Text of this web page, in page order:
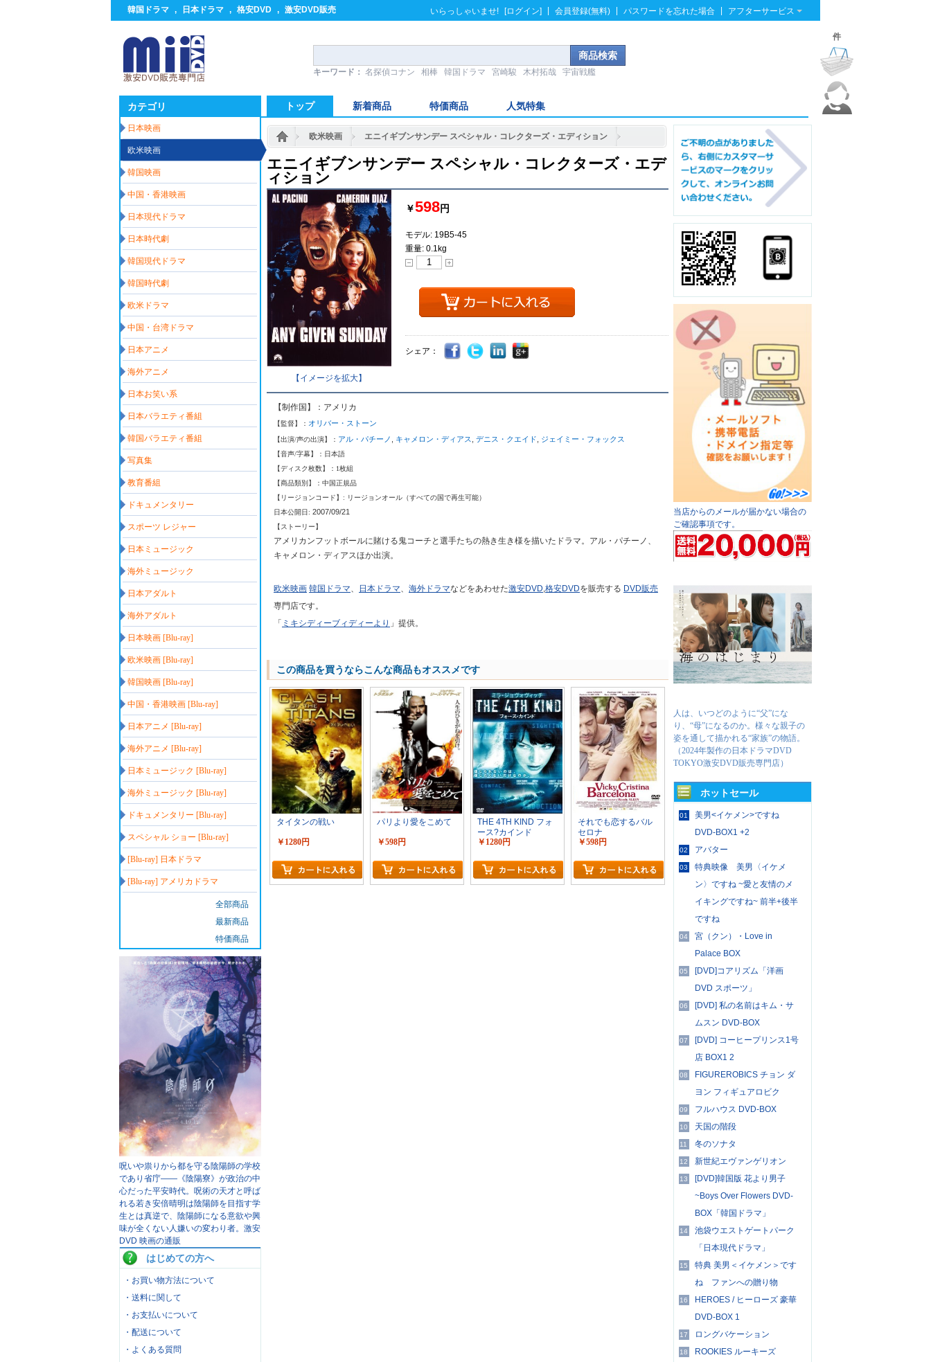
韓国ドラマ , 日本ドラマ , 格安DVD , 激安DVD販売 いらっしゃいませ! [ログイン] 会員登録(無料) パスワードを忘れた場合 アフターサービス
キーワード： 名探偵コナン 相棒 韓国ドラマ 宮崎駿 木村拓哉 宇宙戦艦
カテゴリ トップ 新着商品 特価商品 人気特集
件
日本映画
欧米映画
韓国映画
中国・香港映画
日本現代ドラマ
日本時代劇
韓国現代ドラマ
韓国時代劇
欧米ドラマ
中国・台湾ドラマ
日本アニメ
海外アニメ
日本お笑い系
日本バラエティ番組
韓国バラエティ番組
写真集
教育番組
ドキュメンタリー
スポーツ レジャー
日本ミュージック
海外ミュージック
日本アダルト
海外アダルト
日本映画 [Blu-ray]
欧米映画 [Blu-ray]
韓国映画 [Blu-ray]
中国・香港映画 [Blu-ray]
日本アニメ [Blu-ray]
海外アニメ [Blu-ray]
日本ミュージック [Blu-ray]
海外ミュージック [Blu-ray]
ドキュメンタリー [Blu-ray]
スペシャル ショー [Blu-ray]
[Blu-ray] 日本ドラマ
[Blu-ray] アメリカドラマ
全部商品
最新商品
特価商品
呪いや祟りから都を守る陰陽師の学校
であり省庁――《陰陽寮》が政治の中
心だった平安時代。呪術の天才と呼ば
れる若き安倍晴明は陰陽師を目指す学
生とは真逆で、陰陽師になる意欲や興
味が全くない人嫌いの変わり者。 激安
DVD 映画の通販
はじめての方へ
・お買い物方法について
・送料に関して
・お支払いについて
・配送について
・よくある質問
欧米映画 エニイギブンサンデー スペシャル・コレクターズ・エディション
エニイギブンサンデー スペシャル・コレクターズ・エデ
ィション
【イメージを拡大】
￥598円
モデル: 19B5-45
重量: 0.1kg
シェア：
【制作国】：アメリカ
【監督】： オリバー ・ ストーン
【出演/声の出演】： アル ・ パチーノ , キャメロン ・ ディアス, デニス ・ クエイド, ジェイミー ・ フォッ クス
【音声/字幕】：日本語
【ディスク枚数】：1枚組
【商品類別】：中国正規品
【リージョンコード】: リージョンオール（すべての国で再生可能）
日本公開日: 2007/09/21
【ストーリー】
アメリカンフットボールに賭ける鬼コーチと選手たちの熱き生き様を描いたドラマ。アル ・ パチーノ、
キャメロン ・ ディアスほか出演。
欧米映画 韓国ドラマ、 日本ドラマ、 海外ドラマなどをあわせた激安DVD,格安DVDを販売する DVD販売
専門店です。
「 ミキシディーブィディーより 」提供。
この商品を買うならこんな商品もオススメです
タイタンの戦い
￥1280円
パリより愛をこめて
￥598円
THE 4TH KIND フォ
ース?カインド
￥1280円
それでも恋するバル
セロナ
￥598円
当店からのメールが届かない場合の
ご確認事項です。
人は、いつどのように“父”にな
り、“母”になるのか。様々な親子の
姿を通して描かれる“家族”の物語。
（2024年製作の日本ドラマDVD
TOKYO激安DVD販売専門店）
ホットセール
01
美男<イケメン>ですね
DVD-BOX1 +2
02 アバター
03
特典映像 美男〈イケメ
ン〉ですね ~愛と友情のメ
イキングですね~ 前半+後半
ですね
04
宮（クン）・Love in
Palace BOX
05
[DVD]コアリズム「洋画
DVD スポーツ」
06
[DVD] 私の名前はキム・サ
ムスン DVD-BOX
07
[DVD] コーヒープリンス1号
店 BOX1 2
08
FIGUREROBICS チョン ダ
ヨン フィギュアロビク
09 フルハウス DVD-BOX
10 天国の階段
11 冬のソナタ
12 新世紀エヴァンゲリオン
13
[DVD]韓国版 花より男子
~Boys Over Flowers DVD-
BOX「韓国ドラマ」
14
池袋ウエストゲートパーク
「日本現代ドラマ」
15
特典 美男＜イケメン＞です
ね ファンへの贈り物
16
HEROES / ヒーローズ 豪華
DVD-BOX 1
17 ロングバケーション
18 ROOKIES ルーキーズ